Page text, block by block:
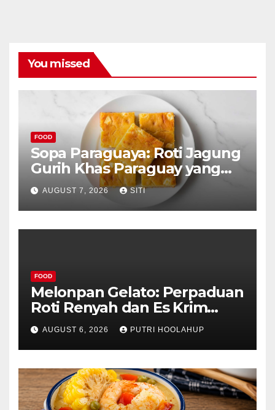
You missed
FOOD
Sopa Paraguaya: Roti Jagung
Gurih Khas Paraguay yang
Unik
AUGUST 7, 2026 SITI
FOOD
Melonpan Gelato: Perpaduan
Roti Renyah dan Es Krim
Lembut yang Menggoda
AUGUST 6, 2026 PUTRI HOOLAHUP